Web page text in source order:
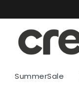
SummerSale